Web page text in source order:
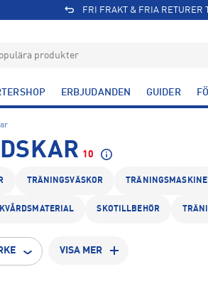
FRI FRAKT & FRIA RETURER
ERBJUDANDEN GUIDER
10
TRÄNINGSVÄSKOR
SKOTILLBEHÖR
VISA MER